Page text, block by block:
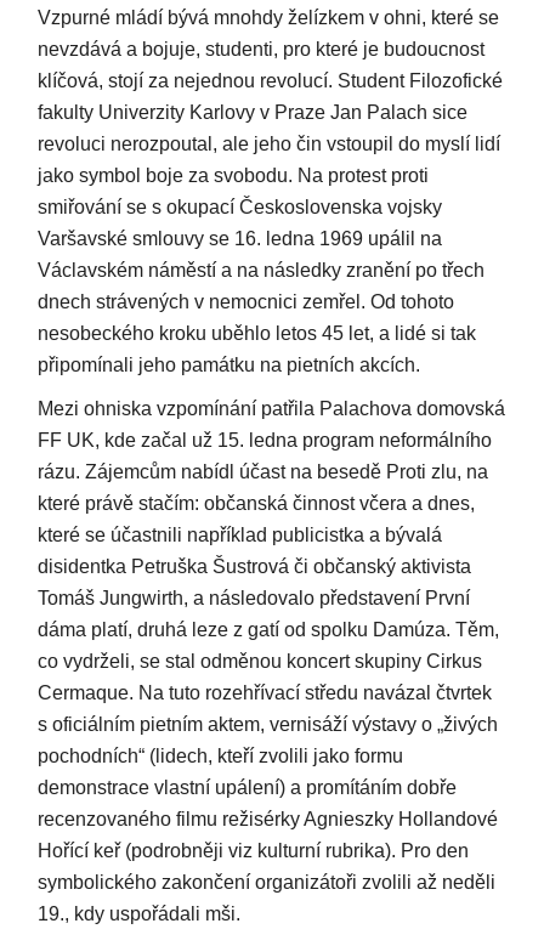
Vzpurné mládí bývá mnohdy želízkem v ohni, které se
nevzdává a bojuje, studenti, pro které je budoucnost
klíčová, stojí za nejednou revolucí. Student Filozofické
fakulty Univerzity Karlovy v Praze Jan Palach sice
revoluci nerozpoutal, ale jeho čin vstoupil do myslí lidí
jako symbol boje za svobodu. Na protest proti
smiřování se s okupací Československa vojsky
Varšavské smlouvy se 16. ledna 1969 upálil na
Václavském náměstí a na následky zranění po třech
dnech strávených v nemocnici zemřel. Od tohoto
nesobeckého kroku uběhlo letos 45 let, a lidé si tak
připomínali jeho památku na pietních akcích.
Mezi ohniska vzpomínání patřila Palachova domovská
FF UK, kde začal už 15. ledna program neformálního
rázu. Zájemcům nabídl účast na besedě Proti zlu, na
které právě stačím: občanská činnost včera a dnes,
které se účastnili například publicistka a bývalá
disidentka Petruška Šustrová či občanský aktivista
Tomáš Jungwirth, a následovalo představení První
dáma platí, druhá leze z gatí od spolku Damúza. Těm,
co vydrželi, se stal odměnou koncert skupiny Cirkus
Cermaque. Na tuto rozehřívací středu navázal čtvrtek
s oficiálním pietním aktem, vernisáží výstavy o „živých
pochodních“ (lidech, kteří zvolili jako formu
demonstrace vlastní upálení) a promítáním dobře
recenzovaného filmu režisérky Agnieszky Hollandové
Hořící keř (podrobněji viz kulturní rubrika). Pro den
symbolického zakončení organizátoři zvolili až neděli
19., kdy uspořádali mši.